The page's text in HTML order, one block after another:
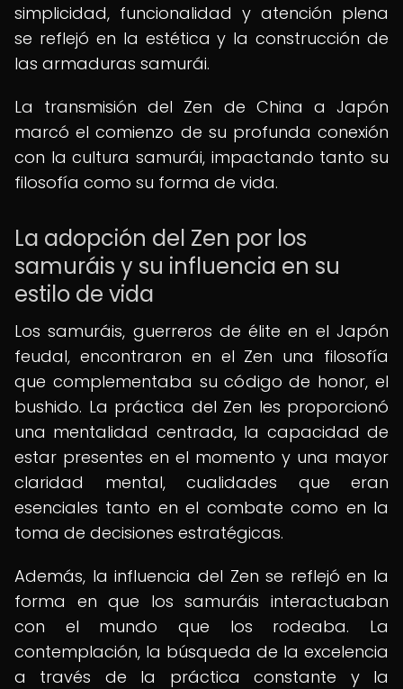
simplicidad, funcionalidad y atención plena
se reflejó en la estética y la construcción de
las armaduras samurái.
La transmisión del Zen de China a Japón
marcó el comienzo de su profunda conexión
con la cultura samurái, impactando tanto su
filosofía como su forma de vida.
La adopción del Zen por los
samuráis y su influencia en su
estilo de vida
Los samuráis, guerreros de élite en el Japón
feudal, encontraron en el Zen una filosofía
que complementaba su código de honor, el
bushido. La práctica del Zen les proporcionó
una mentalidad centrada, la capacidad de
estar presentes en el momento y una mayor
claridad mental, cualidades que eran
esenciales tanto en el combate como en la
toma de decisiones estratégicas.
Además, la influencia del Zen se reflejó en la
forma en que los samuráis interactuaban
con el mundo que los rodeaba. La
contemplación, la búsqueda de la excelencia
a través de la práctica constante y la